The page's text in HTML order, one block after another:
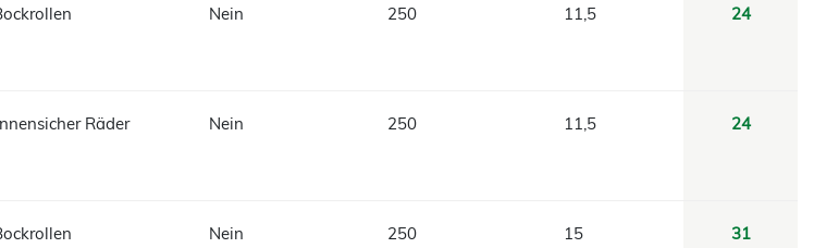
Nein 250 11,5 24
Räder Nein 250 11,5 24
Nein 250 15 31